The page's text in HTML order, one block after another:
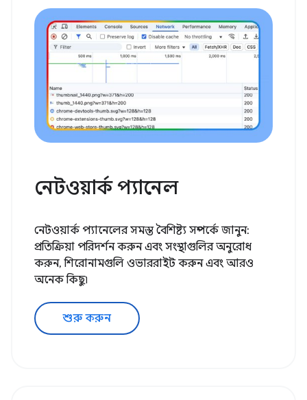
নেটওয়ার্ক প্যানেল
নেটওয়ার্ক প্যানেলের সমস্ত বৈশিষ্ট্য সম্পর্কে জানুন:
প্রতিক্রিয়া পরিদর্শন করুন এবং সংস্থাগুলির অনুরোধ
করুন, শিরোনামগুলি ওভাররাইট করুন এবং আরও
অনেক কিছু৷
শুরু করুন